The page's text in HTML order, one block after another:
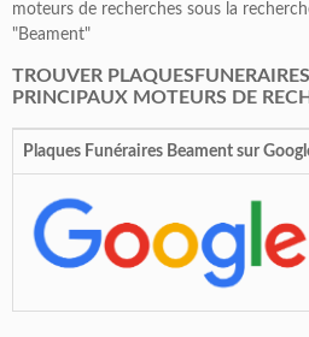
moteurs de recherches sous la
"Beament"
TROUVER
PRINCIPAUX MOTEURS DE
Plaques Funéraires Beament sur